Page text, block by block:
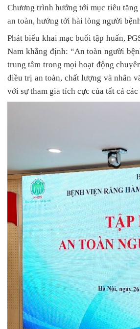
Chương trình hướng tới mục tiêu
an toàn, hướng tới hài lòng người
Phát biểu khai mạc buổi tập huấn,
Nam khẳng định: “An toàn người
trung tâm trong mọi hoạt động
điều trị an toàn, chất lượng và nhân
với sự tham gia tích cực của tất cả